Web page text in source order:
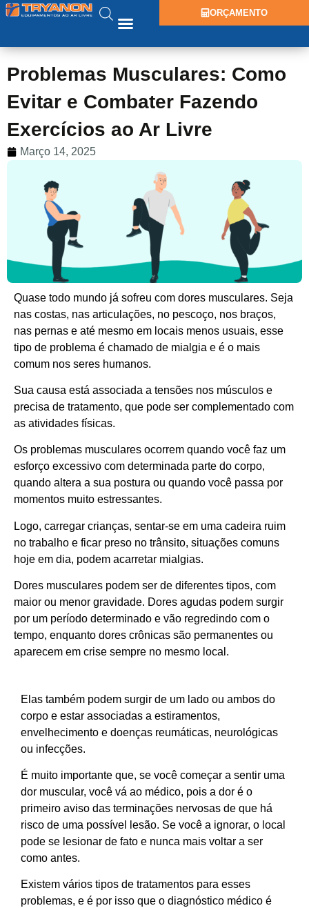
ORÇAMENTO
Problemas Musculares: Como
Evitar e Combater Fazendo
Exercícios ao Ar Livre
Março 14, 2025
Quase todo mundo já sofreu com dores musculares. Seja
nas costas, nas articulações, no pescoço, nos braços,
nas pernas e até mesmo em locais menos usuais, esse
tipo de problema é chamado de mialgia e é o mais
comum nos seres humanos.
Sua causa está associada a tensões nos músculos e
precisa de tratamento, que pode ser complementado com
as atividades físicas.
Os problemas musculares ocorrem quando você faz um
esforço excessivo com determinada parte do corpo,
quando altera a sua postura ou quando você passa por
momentos muito estressantes.
Logo, carregar crianças, sentar-se em uma cadeira ruim
no trabalho e ficar preso no trânsito, situações comuns
hoje em dia, podem acarretar mialgias.
Dores musculares podem ser de diferentes tipos, com
maior ou menor gravidade. Dores agudas podem surgir
por um período determinado e vão regredindo com o
tempo, enquanto dores crônicas são permanentes ou
aparecem em crise sempre no mesmo local.
Elas também podem surgir de um lado ou ambos do
corpo e estar associadas a estiramentos,
envelhecimento e doenças reumáticas, neurológicas
ou infecções.
É muito importante que, se você começar a sentir uma
dor muscular, você vá ao médico, pois a dor é o
primeiro aviso das terminações nervosas de que há
risco de uma possível lesão. Se você a ignorar, o local
pode se lesionar de fato e nunca mais voltar a ser
como antes.
Existem vários tipos de tratamentos para esses
problemas, e é por isso que o diagnóstico médico é